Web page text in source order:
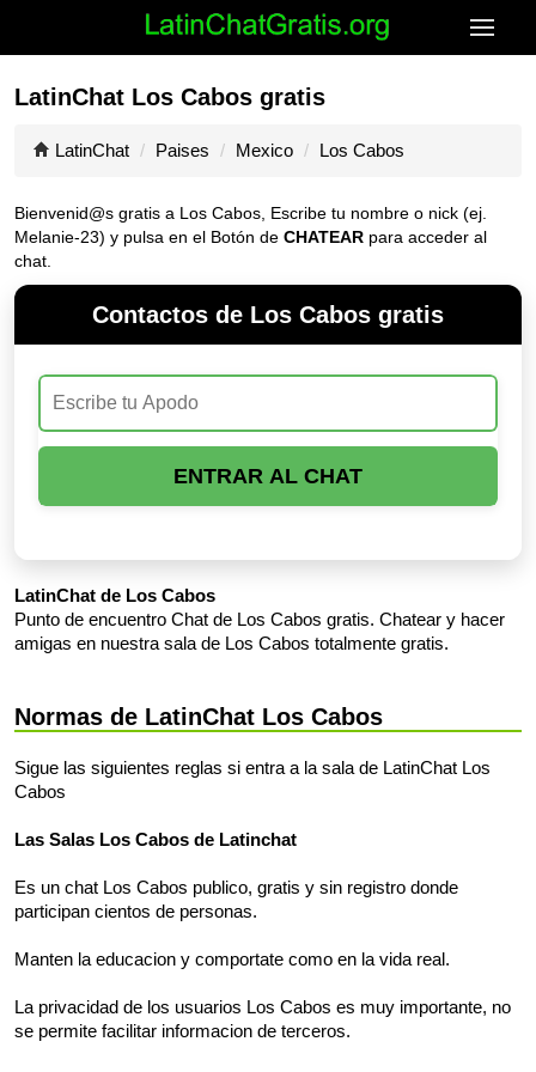
LatinChat Los Cabos gratis
LatinChat Paises Mexico Los Cabos
Bienvenid@s gratis a Los Cabos, Escribe tu nombre o nick (ej.
Melanie-23) y pulsa en el Botón de CHATEAR para acceder al
chat.
Contactos de Los Cabos gratis
ENTRAR AL CHAT
LatinChat de Los Cabos
Punto de encuentro Chat de Los Cabos gratis. Chatear y hacer
amigas en nuestra sala de Los Cabos totalmente gratis.
Normas de LatinChat Los Cabos
Sigue las siguientes reglas si entra a la sala de LatinChat Los
Cabos
Las Salas Los Cabos de Latinchat
Es un chat Los Cabos publico, gratis y sin registro donde
participan cientos de personas.
Manten la educacion y comportate como en la vida real.
La privacidad de los usuarios Los Cabos es muy importante, no
se permite facilitar informacion de terceros.